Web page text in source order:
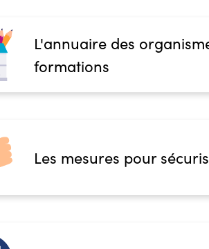
L'annuaire des
formations
Les mesures pour